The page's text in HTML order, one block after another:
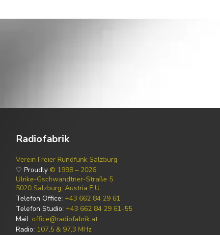
Radiofabrik
Verein Freier Rundfunk Salzburg
♡ Proudly © 1998 – 2026
Ulrike-Gschwandtner-Straße 5
5020 Salzburg, Austria E.U.
Telefon Office: +43 662 84 29 61
Telefon Studio: +43 662 84 29 61-55
Mail: office@radiofabrik.at
Radio: 107,5 & 97,3 MHz